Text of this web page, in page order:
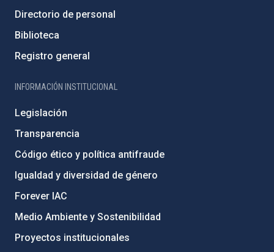
Directorio de personal
Biblioteca
Registro general
INFORMACIÓN INSTITUCIONAL
Legislación
Transparencia
Código ético y política antifraude
Igualdad y diversidad de género
Forever IAC
Medio Ambiente y Sostenibilidad
Proyectos institucionales